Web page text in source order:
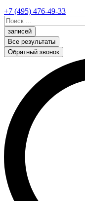
+7 (495) 476-49-33
Search
...записей
Все результаты
Обратный звонок